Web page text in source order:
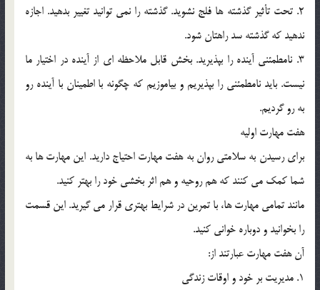
2. تحت تأثير گذشته ها فلج نشويد. گذشته را نمي توانيد تغيير بدهيد. اجازه
ندهيد که گذشته سد راهتان شود.
3. نامطمئني آينده را بپذيريد. بخش قابل ملاحظه اي از آينده در اختيار ما
نيست. بايد نامطمئني را بپذيريم و بياموزيم که چگونه با اطمينان با آينده رو
به رو گرديم.
هفت مهارت اوليه
براي رسيدن به سلامتي روان به هفت مهارت احتياج داريد. اين مهارت ها به
شما کمک مي کنند که هم روحيه و هم اثر بخشي خود را بهتر کنيد.
مانند تمامي مهارت ها، با تمرين در شرايط بهتري قرار مي گيريد. اين قسمت
را بخوانيد و دوباره خواني کنيد.
آن هفت مهارت عبارتند از:
1. مديريت بر خود و اوقات زندگي